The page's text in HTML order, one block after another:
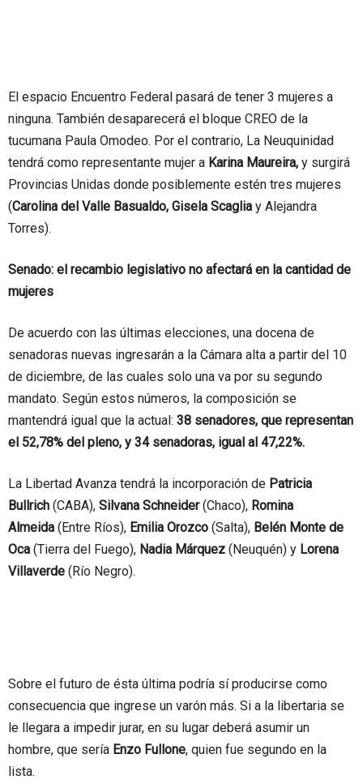
El espacio Encuentro Federal pasará de tener 3 mujeres a
ninguna. También desaparecerá el bloque CREO de la
tucumana Paula Omodeo. Por el contrario, La Neuquinidad
tendrá como representante mujer a Karina Maureira, y surgirá
Provincias Unidas donde posiblemente estén tres mujeres
(Carolina del Valle Basualdo, Gisela Scaglia y Alejandra
Torres).
Senado: el recambio legislativo no afectará en la cantidad de
mujeres
De acuerdo con las últimas elecciones, una docena de
senadoras nuevas ingresarán a la Cámara alta a partir del 10
de diciembre, de las cuales solo una va por su segundo
mandato. Según estos números, la composición se
mantendrá igual que la actual: 38 senadores, que representan
el 52,78% del pleno, y 34 senadoras, igual al 47,22%.
La Libertad Avanza tendrá la incorporación de Patricia
Bullrich (CABA), Silvana Schneider(Chaco), Romina
Almeida (Entre Ríos), Emilia Orozco (Salta), Belén Monte de
Oca (Tierra del Fuego), Nadia Márquez (Neuquén) y Lorena
Villaverde (Río Negro).
Sobre el futuro de ésta última podría sí producirse como
consecuencia que ingrese un varón más. Si a la libertaria se
le llegara a impedir jurar, en su lugar deberá asumir un
hombre, que sería Enzo Fullone, quien fue segundo en la
lista.